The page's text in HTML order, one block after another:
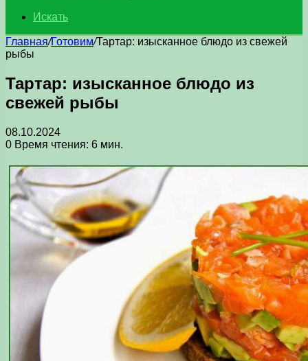
Искать
Главная/Готовим/Тартар: изысканное блюдо из свежей
рыбы
Тартар: изысканное блюдо из
свежей рыбы
08.10.2024
0 Время чтения: 6 мин.